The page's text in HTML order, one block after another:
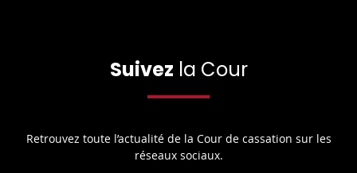
Suivez la Cour
Retrouvez toute l’actualité de la Cour de cassation sur les
réseaux sociaux.